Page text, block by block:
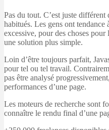
Pas du tout. C’est juste
habitués. Les gens ont
excessive, pour des choses
une solution plus simple.
Loin d’être toujours parfait,
pour tel ou tel travail.
pas être analysé
performances d’une page.
Les moteurs de recherche sont
connaître le rendu final d’une